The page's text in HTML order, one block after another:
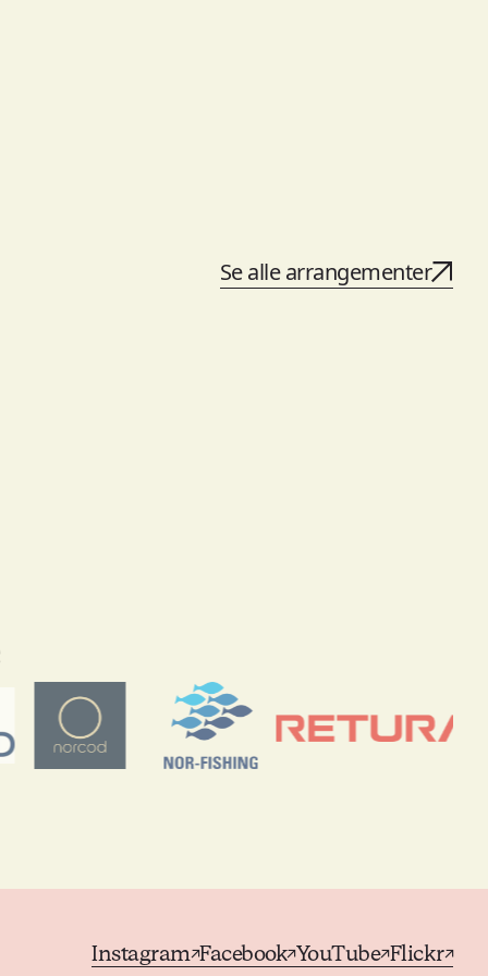
Se alle arrangementer
Instagram↗Facebook↗YouTube↗Flickr↗